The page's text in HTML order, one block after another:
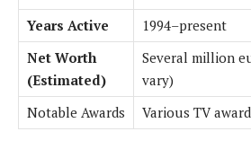
Years Active
1994–present
Net Worth
(Estimated)
Several million
vary)
Notable Awards
Various TV